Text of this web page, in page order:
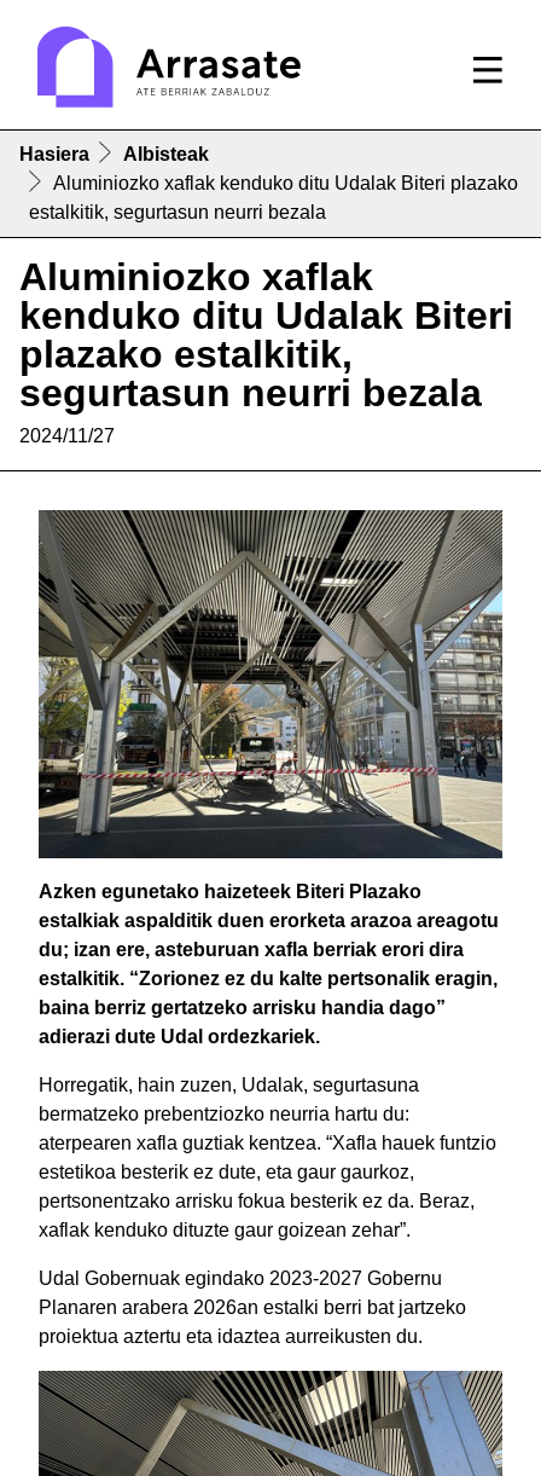
Hasiera
Albisteak
Aluminiozko xaflak kenduko ditu Udalak Biteri plazako
estalkitik, segurtasun neurri bezala
Aluminiozko xaflak
kenduko ditu Udalak Biteri
plazako estalkitik,
segurtasun neurri bezala
2024/11/27
Azken egunetako haizeteek Biteri Plazako
estalkiak aspalditik duen erorketa arazoa areagotu
du; izan ere, asteburuan xafla berriak erori dira
estalkitik. “Zorionez ez du kalte pertsonalik eragin,
baina berriz gertatzeko arrisku handia dago”
adierazi dute Udal ordezkariek.
Horregatik, hain zuzen, Udalak, segurtasuna
bermatzeko prebentziozko neurria hartu du:
aterpearen xafla guztiak kentzea. “Xafla hauek funtzio
estetikoa besterik ez dute, eta gaur gaurkoz,
pertsonentzako arrisku fokua besterik ez da. Beraz,
xaflak kenduko dituzte gaur goizean zehar”.
Udal Gobernuak egindako 2023-2027 Gobernu
Planaren arabera 2026an estalki berri bat jartzeko
proiektua aztertu eta idaztea aurreikusten du.